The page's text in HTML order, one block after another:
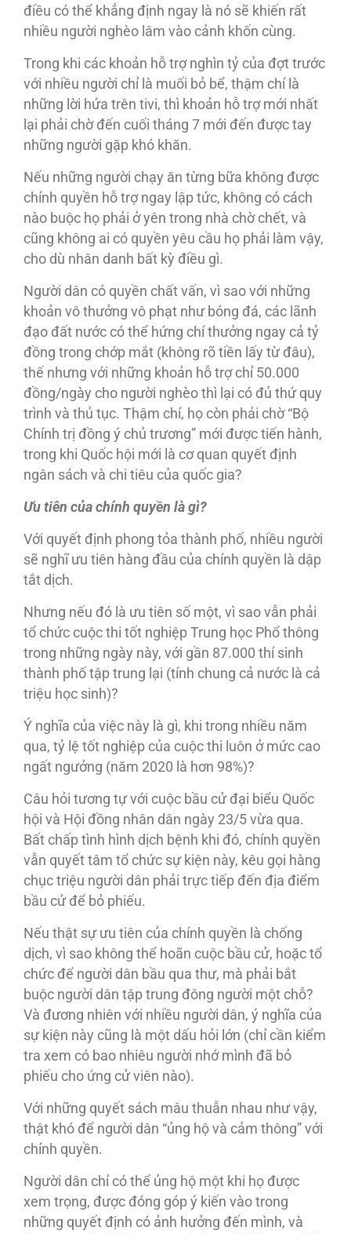
điều có thể khẳng định ngay là nó sẽ khiến rất
nhiều người nghèo lâm vào cảnh khốn cùng.
Trong khi các khoản hỗ trợ nghìn tỷ của đợt trước
với nhiều người chỉ là muối bỏ bể, thậm chí là
những lời hứa trên tivi, thì khoản hỗ trợ mới nhất
lại phải chờ đến cuối tháng 7 mới đến được tay
những người gặp khó khăn.
Nếu những người chạy ăn từng bữa không được
chính quyền hỗ trợ ngay lập tức, không có cách
nào buộc họ phải ở yên trong nhà chờ chết, và
cũng không ai có quyền yêu cầu họ phải làm vậy,
cho dù nhân danh bất kỳ điều gì.
Người dân có quyền chất vấn, vì sao với những
khoản vô thưởng vô phạt như bóng đá, các lãnh
đạo đất nước có thể hứng chí thưởng ngay cả tỷ
đồng trong chớp mắt (không rõ tiền lấy từ đâu),
thế nhưng với những khoản hỗ trợ chỉ 50.000
đồng/ngày cho người nghèo thì lại có đủ thứ quy
trình và thủ tục. Thậm chí, họ còn phải chờ “Bộ
Chính trị đồng ý chủ trương” mới được tiến hành,
trong khi Quốc hội mới là cơ quan quyết định
ngân sách và chi tiêu của quốc gia?
Ưu tiên của chính quyền là gì?
Với quyết định phong tỏa thành phố, nhiều người
sẽ nghĩ ưu tiên hàng đầu của chính quyền là dập
tắt dịch.
Nhưng nếu đó là ưu tiên số một, vì sao vẫn phải
tổ chức cuộc thi tốt nghiệp Trung học Phổ thông
trong những ngày này, với gần 87.000 thí sinh
thành phố tập trung lại (tính chung cả nước là cả
triệu học sinh)?
Ý nghĩa của việc này là gì, khi trong nhiều năm
qua, tỷ lệ tốt nghiệp của cuộc thi luôn ở mức cao
ngất ngưởng (năm 2020 là hơn 98%)?
Câu hỏi tương tự với cuộc bầu cử đại biểu Quốc
hội và Hội đồng nhân dân ngày 23/5 vừa qua.
Bất chấp tình hình dịch bệnh khi đó, chính quyền
vẫn quyết tâm tổ chức sự kiện này, kêu gọi hàng
chục triệu người dân phải trực tiếp đến địa điểm
bầu cử để bỏ phiếu.
Nếu thật sự ưu tiên của chính quyền là chống
dịch, vì sao không thể hoãn cuộc bầu cử, hoặc tổ
chức để người dân bầu qua thư, mà phải bắt
buộc người dân tập trung đông người một chỗ?
Và đương nhiên với nhiều người dân, ý nghĩa của
sự kiện này cũng là một dấu hỏi lớn (chỉ cần kiểm
tra xem có bao nhiêu người nhớ mình đã bỏ
phiếu cho ứng cử viên nào).
Với những quyết sách mâu thuẫn nhau như vậy,
thật khó để người dân “ủng hộ và cảm thông” với
chính quyền.
Người dân chỉ có thể ủng hộ một khi họ được
xem trọng, được đóng góp ý kiến vào trong
những quyết định có ảnh hưởng đến mình, và